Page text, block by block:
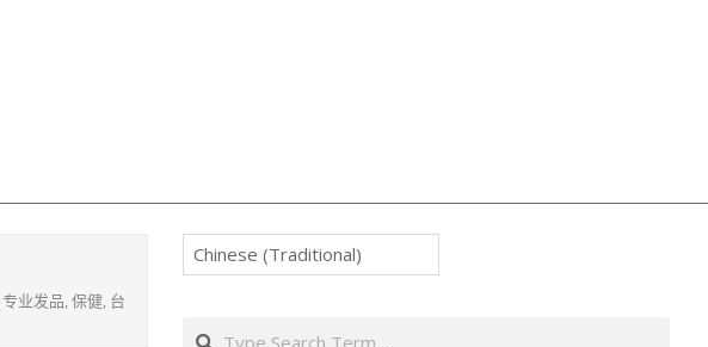
专业发品,保健, 台
Search